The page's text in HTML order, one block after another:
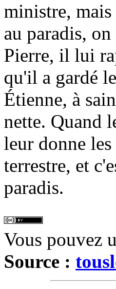
ministre,
au paradis,
Pierre, il lui
qu'il a gardé
Étienne, à
nette. Quand
leur donne
terrestre, et
paradis.
Vous pouvez
Source :